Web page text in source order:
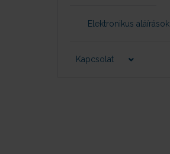
Elektronikus aláírások
Kapcsolat